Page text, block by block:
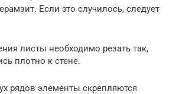
Если это случилось, следует
листы необходимо резать так,
плотно к стене.
рядов элементы скрепляются